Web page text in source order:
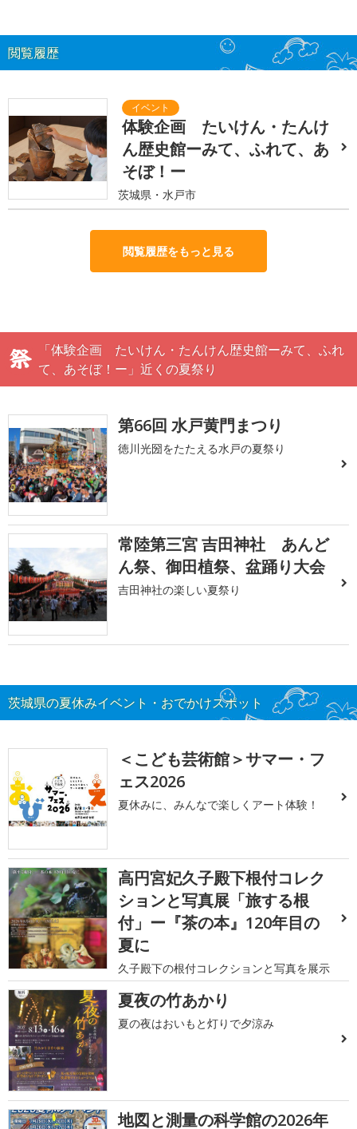
閲覧履歴
体験企画 たいけん・たんけ
ん歴史館ーみて、ふれて、あ
そぼ！ー
茨城県・水戸市
閲覧履歴をもっと見る
「体験企画 たいけん・たんけん歴史館ーみて、ふれ
て、あそぼ！ー」近くの夏祭り
第66回 水戸黄門まつり
徳川光圀をたたえる水戸の夏祭り
常陸第三宮 吉田神社 あんど
ん祭、御田植祭、盆踊り大会
吉田神社の楽しい夏祭り
茨城県の夏休みイベント・おでかけスポット
＜こども芸術館＞サマー・フ
ェス2026
夏休みに、みんなで楽しくアート体験！
高円宮妃久子殿下根付コレク
ションと写真展「旅する根
付」ー『茶の本』120年目の
夏に
久子殿下の根付コレクションと写真を展示
夏夜の竹あかり
夏の夜はおいもと灯りで夕涼み
地図と測量の科学館の2026年